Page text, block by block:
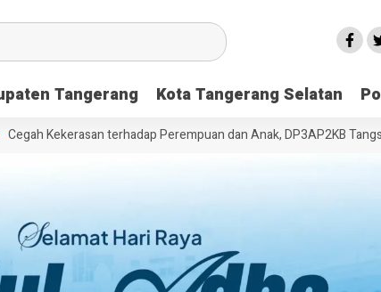
Tangerang Kota Tangerang Selatan
Kekerasan terhadap Perempuan dan Anak, DP3AP2KB Tangsel